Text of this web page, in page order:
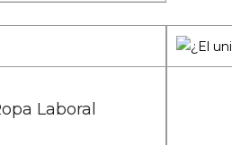
Laboral